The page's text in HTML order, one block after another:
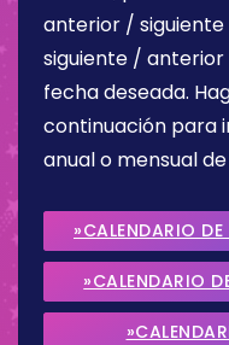
anterior /
siguiente /
fecha deseada.
continuación para
anual o mensual
»CALENDARIO
»CALENDARIO